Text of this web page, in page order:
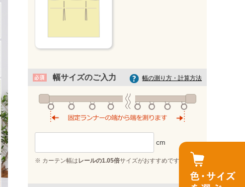
幅サイズのご入力 幅の測り方・計算方法
※ カーテン幅は レールの1.05倍サイズがおすすめです！